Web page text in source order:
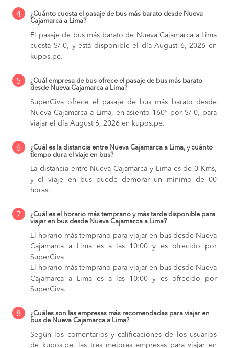
4
¿Cuánto cuesta el pasaje de bus más barato desde Nueva
Cajamarca a Lima?
El pasaje de bus más barato de Nueva Cajamarca a Lima
cuesta S/ 0, y está disponible el día August 6, 2026 en
kupos.pe.
5
¿Cuál empresa de bus ofrece el pasaje de bus más barato
desde Nueva Cajamarca a Lima?
SuperCiva ofrece el pasaje de bus más barato desde
Nueva Cajamarca a Lima, en asiento 160° por S/ 0, para
viajar el día August 6, 2026 en kupos.pe.
6
¿Cuál es la distancia entre Nueva Cajamarca a Lima, y cuánto
tiempo dura el viaje en bus?
La distancia entre Nueva Cajamarca y Lima es de 0 Kms,
y el viaje en bus puede demorar un mínimo de 00
horas.
7
¿Cuál es el horario más temprano y más tarde disponible para
viajar en bus desde Nueva Cajamarca a Lima?
El horario más temprano para viajar en bus desde Nueva
Cajamarca a Lima es a las 10:00 y es ofrecido por
SuperCiva
El horario más temprano para viajar en bus desde Nueva
Cajamarca a Lima es a las 10:00 y es ofrecido por
SuperCiva.
8
¿Cuáles son las empresas más recomendadas para viajar en
bus de Nueva Cajamarca a Lima?
Según los comentarios y calificaciones de los usuarios
de kupos.pe, las tres mejores empresas para viajar en